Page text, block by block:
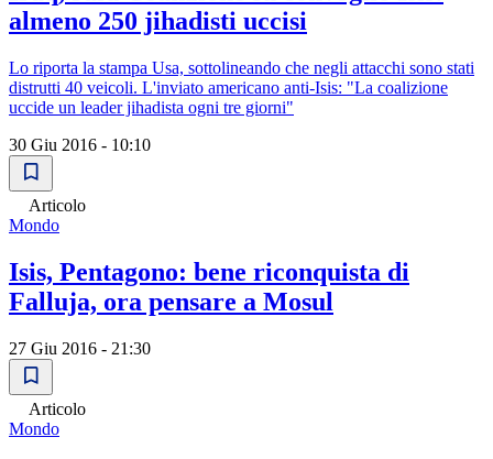
almeno 250 jihadisti uccisi
Lo riporta la stampa Usa, sottolineando che negli attacchi sono stati
distrutti 40 veicoli. L'inviato americano anti-Isis: "La coalizione
uccide un leader jihadista ogni tre giorni"
30 Giu 2016 - 10:10
Articolo
Mondo
Isis, Pentagono: bene riconquista di
Falluja, ora pensare a Mosul
27 Giu 2016 - 21:30
Articolo
Mondo